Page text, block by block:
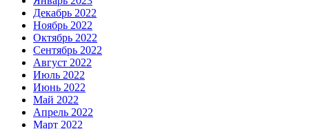
Декабрь 2022
Ноябрь 2022
Октябрь 2022
Сентябрь 2022
Август 2022
Июль 2022
Июнь 2022
Май 2022
Апрель 2022
Март 2022